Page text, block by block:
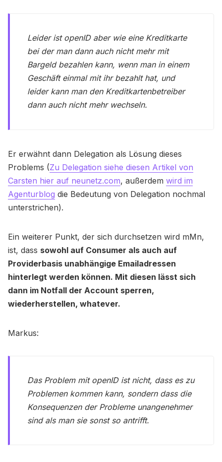
Leider ist openID aber wie eine Kreditkarte
bei der man dann auch nicht mehr mit
Bargeld bezahlen kann, wenn man in einem
Geschäft einmal mit ihr bezahlt hat, und
leider kann man den Kreditkartenbetreiber
dann auch nicht mehr wechseln.
Er erwähnt dann Delegation als Lösung dieses
Problems (Zu Delegation siehe diesen Artikel von
Carsten hier auf neunetz.com, außerdem wird im
Agenturblog die Bedeutung von Delegation nochmal
unterstrichen).
Ein weiterer Punkt, der sich durchsetzen wird mMn,
ist, dass sowohl auf Consumer als auch auf
Providerbasis unabhängige Emailadressen
hinterlegt werden können. Mit diesen lässt sich
dann im Notfall der Account sperren,
wiederherstellen, whatever.
Markus:
Das Problem mit openID ist nicht, dass es zu
Problemen kommen kann, sondern dass die
Konsequenzen der Probleme unangenehmer
sind als man sie sonst so antrifft.